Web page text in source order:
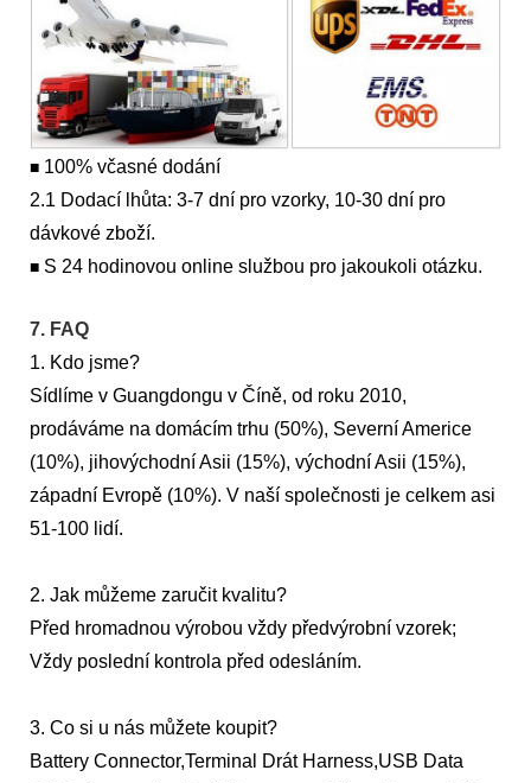
■ 100% včasné dodání
2.1 Dodací lhůta: 3-7 dní pro vzorky, 10-30 dní pro
dávkové zboží.
■ S 24 hodinovou online službou pro jakoukoli otázku.
7. FAQ
1. Kdo jsme?
Sídlíme v Guangdongu v Číně, od roku 2010,
prodáváme na domácím trhu (50%), Severní Americe
(10%), jihovýchodní Asii (15%), východní Asii (15%),
západní Evropě (10%). V naší společnosti je celkem asi
51-100 lidí.
2. Jak můžeme zaručit kvalitu?
Před hromadnou výrobou vždy předvýrobní vzorek;
Vždy poslední kontrola před odesláním.
3. Co si u nás můžete koupit?
Battery Connector,Terminal Drát Harness,USB Data